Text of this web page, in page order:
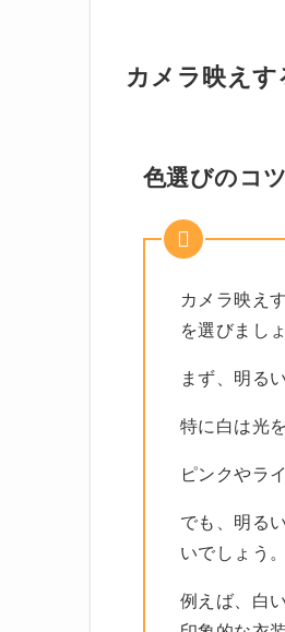
カメラ映え
色選びのコツ
カメラ映え
を選びましょ
まず、明る
特に白は光
ピンクやラ
でも、明る
いでしょう。
例えば、白